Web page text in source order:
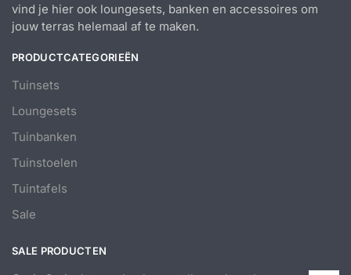
vind je hier ook loungesets, banken en accessoires om
jouw terras helemaal af te maken.
PRODUCTCATEGORIEËN
Tuinsets
Loungesets
Tuinbanken
Tuinstoelen
Tuintafels
Sale
SALE PRODUCTEN